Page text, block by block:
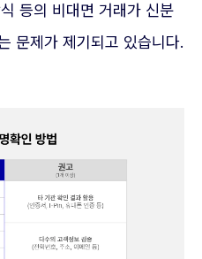
등의 비대면 거래가 신분
문제가 제기되고 있습니다.